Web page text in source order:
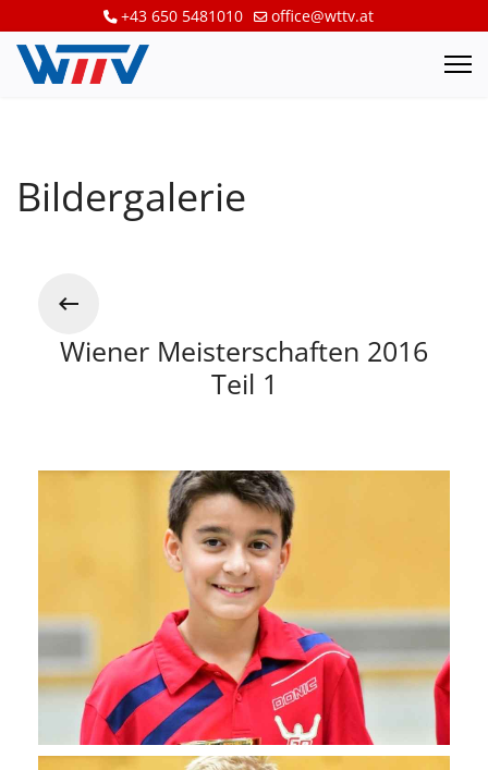
+43 650 5481010 office@wttv.at
Bildergalerie
Wiener Meisterschaften 2016
Teil 1